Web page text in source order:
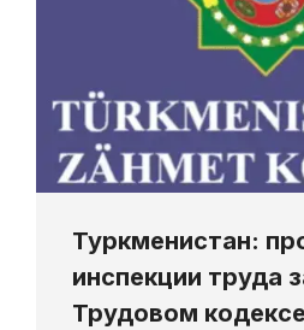
Туркменистан:
инспекции труда
Трудовом кодексе